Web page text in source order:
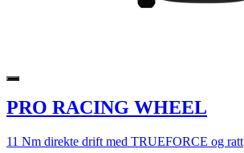
PRO RACING WHEEL
11 Nm direkte drift med TRUEFORCE og ratt